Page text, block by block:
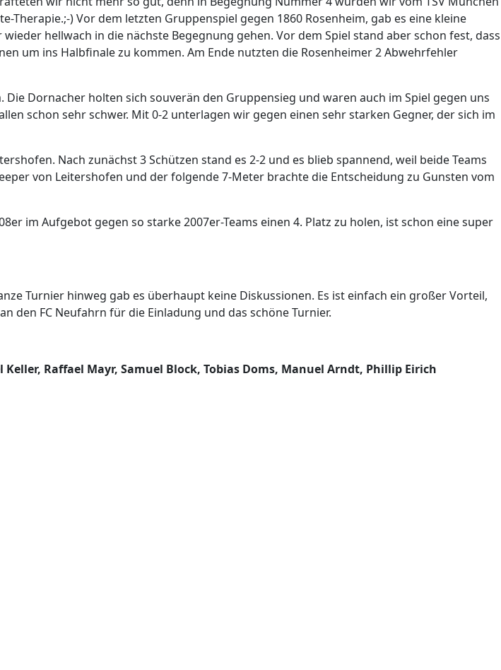
) Vor dem letzten Gruppenspiel gegen 1860 Rosenheim, gab es eine kleine
hellwach in die nächste Begegnung gehen. Vor dem Spiel stand aber schon fest, dass
um ins Halbfinale zu kommen. Am Ende nutzten die Rosenheimer 2 Abwehrfehler
Dornacher holten sich souverän den Gruppensieg und waren auch im Spiel gegen uns
schon sehr schwer. Mit 0-2 unterlagen wir gegen einen sehr starken Gegner, der sich im
Nach zunächst 3 Schützen stand es 2-2 und es blieb spannend, weil beide Teams
von Leitershofen und der folgende 7-Meter brachte die Entscheidung zu Gunsten vom
im Aufgebot gegen so starke 2007er-Teams einen 4. Platz zu holen, ist schon eine super
Turnier hinweg gab es überhaupt keine Diskussionen. Es ist einfach ein großer Vorteil,
den FC Neufahrn für die Einladung und das schöne Turnier.
Raffael Mayr, Samuel Block, Tobias Doms, Manuel Arndt, Phillip Eirich